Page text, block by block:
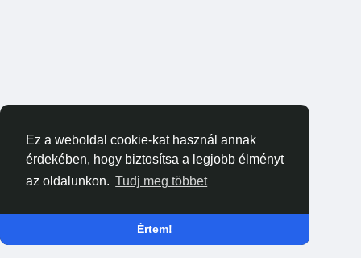
Ez a weboldal cookie-kat használ annak
érdekében, hogy biztosítsa a legjobb élményt
az oldalunkon. Tudj meg többet
Értem!